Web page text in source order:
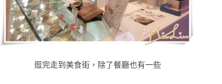
逛完走到美食街，除了餐廳也有一些